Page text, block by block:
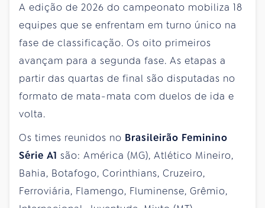
A edição de 2026 do campeonato mobiliza 18
equipes que se enfrentam em turno único na
fase de classificação. Os oito primeiros
avançam para a segunda fase. As etapas a
partir das quartas de final são disputadas no
formato de mata-mata com duelos de ida e
volta.
Os times reunidos no Brasileirão Feminino
Série A1 são: América (MG), Atlético Mineiro,
Bahia, Botafogo, Corinthians, Cruzeiro,
Ferroviária, Flamengo, Fluminense, Grêmio,